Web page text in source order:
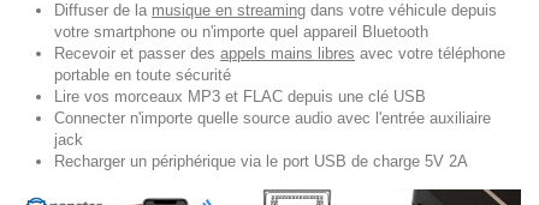
Diffuser de la musique en streaming dans votre véhicule depuis
votre smartphone ou n'importe quel appareil Bluetooth
Recevoir et passer des appels mains libres avec votre téléphone
portable en toute sécurité
Lire vos morceaux MP3 et FLAC depuis une clé USB
Connecter n'importe quelle source audio avec l'entrée auxiliaire
jack
Recharger un périphérique via le port USB de charge 5V 2A